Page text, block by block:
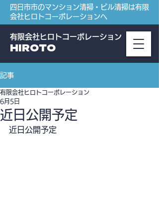
四日市市のマンション清掃・ビル清掃は有限
会社ヒロトコーポレーションへ
有限会社ヒロトコーポレーション
HIROTO
記事
近日公開予定
有限会社ヒロトコーポレーション
6月5日
近日公開予定